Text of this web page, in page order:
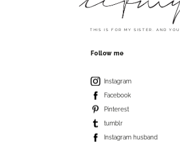
THIS IS FOR MY SISTER. AND YOU.
Follow me
Instagram
Facebook
Pinterest
tumblr
Instagram husband